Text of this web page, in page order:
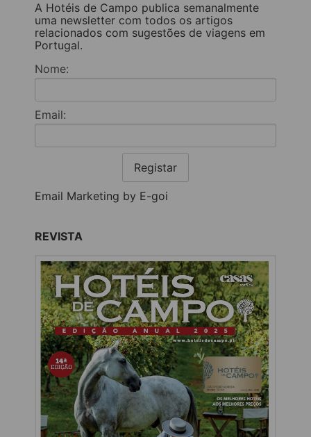
A Hotéis de Campo publica semanalmente
uma newsletter com todos os artigos
relacionados com sugestões de viagens em
Portugal.
Nome:
Email:
Registar
Email Marketing by E-goi
REVISTA